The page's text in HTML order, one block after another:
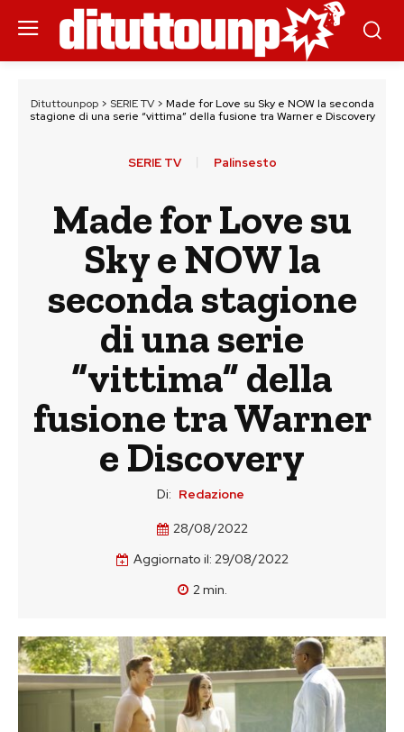
Dituttounpop> SERIE TV> Made for Love su Sky e NOW la seconda
stagione di una serie “vittima” della fusione tra Warner e Discovery
SERIE TV Palinsesto
Made for Love su
Sky e NOW la
seconda stagione
di una serie
“vittima” della
fusione tra Warner
e Discovery
Di: Redazione
28/08/2022
Aggiornato il: 29/08/2022
2min.